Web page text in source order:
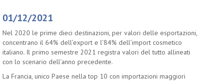
01/12/2021
Nel 2020 le prime dieci destinazioni, per valori delle esportazioni,
concentrano il 64% dell’export e l’84% dell’import cosmetico
italiano. Il primo semestre 2021 registra valori del tutto allineati
con lo scenario dell’anno precedente.
La Francia, unico Paese nella top 10 con importazioni maggiori